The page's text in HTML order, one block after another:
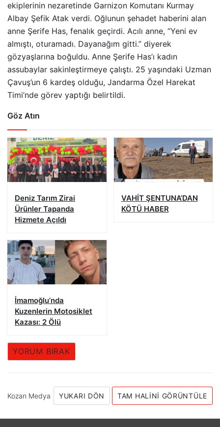
ekiplerinin nezaretinde Garnizon Komutanı Kurmay
Albay Şefik Atak verdi. Oğlunun şehadet haberini alan
anne Şerife Has, fenalık geçirdi. Acılı anne, “Yeni ev
almıştı, oturamadı. Dayanağım gitti.” diyerek
gözyaşlarına boğuldu. Anne Şerife Has’ı kadın
assubaylar sakinleştirmeye çalıştı. 25 yaşındaki Uzman
Çavuş’un 6 kardeş olduğu, Jandarma Özel Harekat
Timi’nde görev yaptığı belirtildi.
Göz Atın
Deniz Tarım Zirai
Ürünler Tapanda
Hizmete Açıldı
VAHİT ŞENTUNA’DAN
KÖTÜ HABER
İmamoğlu’nda
Kuzenlerin Motosiklet
Kazası: 2 Ölü
YORUM BIRAK
Kozan Medya YUKARI DÖN TAM HALINI GÖRÜNTÜLE